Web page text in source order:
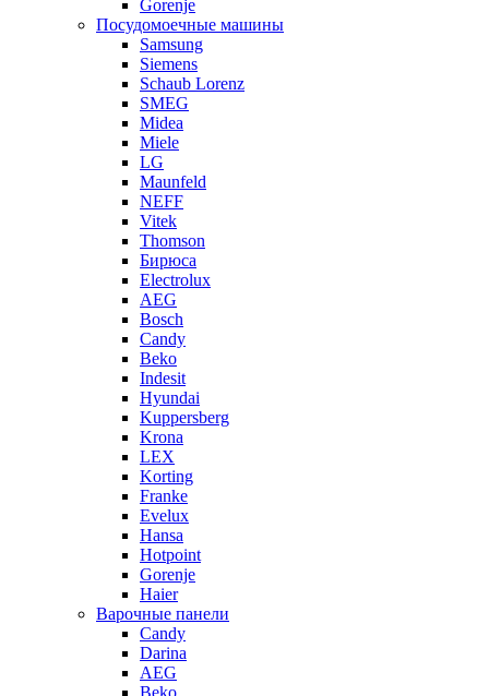
Gorenje
Посудомоечные машины
Samsung
Siemens
Schaub Lorenz
SMEG
Midea
Miele
LG
Maunfeld
NEFF
Vitek
Thomson
Бирюса
Electrolux
AEG
Bosch
Candy
Beko
Indesit
Hyundai
Kuppersberg
Krona
LEX
Korting
Franke
Evelux
Hansa
Hotpoint
Gorenje
Haier
Варочные панели
Candy
Darina
AEG